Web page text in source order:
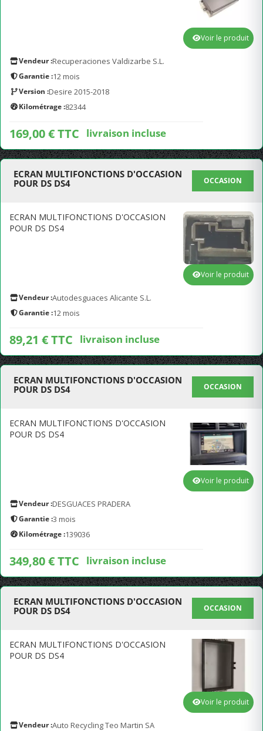
Vendeur :Recuperaciones Valdizarbe S.L.
Garantie :12 mois
Version :Desire 2015-2018
Kilométrage :82344
169,00 € TTC livraison incluse
Voir le produit
ECRAN MULTIFONCTIONS D'OCCASION
POUR DS DS4
OCCASION
ECRAN MULTIFONCTIONS D'OCCASION
POUR DS DS4
Vendeur :Autodesguaces Alicante S.L.
Garantie :12 mois
89,21 € TTC livraison incluse
Voir le produit
ECRAN MULTIFONCTIONS D'OCCASION
POUR DS DS4
OCCASION
ECRAN MULTIFONCTIONS D'OCCASION
POUR DS DS4
Vendeur :DESGUACES PRADERA
Garantie :3 mois
Kilométrage :139036
349,80 € TTC livraison incluse
Voir le produit
ECRAN MULTIFONCTIONS D'OCCASION
POUR DS DS4
OCCASION
ECRAN MULTIFONCTIONS D'OCCASION
POUR DS DS4
Vendeur :Auto Recycling Teo Martin SA
Voir le produit